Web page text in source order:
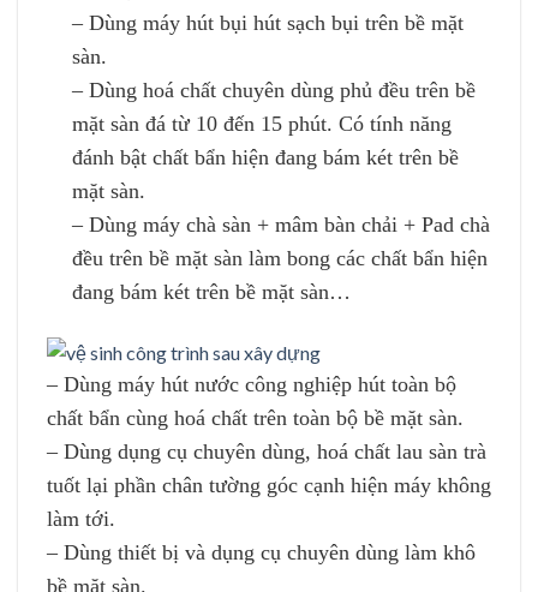
– Dùng máy hút bụi hút sạch bụi trên bề mặt
sàn.
– Dùng hoá chất chuyên dùng phủ đều trên bề
mặt sàn đá từ 10 đến 15 phút. Có tính năng
đánh bật chất bẩn hiện đang bám két trên bề
mặt sàn.
– Dùng máy chà sàn + mâm bàn chải + Pad chà
đều trên bề mặt sàn làm bong các chất bẩn hiện
đang bám két trên bề mặt sàn…
– Dùng máy hút nước công nghiệp hút toàn bộ
chất bẩn cùng hoá chất trên toàn bộ bề mặt sàn.
– Dùng dụng cụ chuyên dùng, hoá chất lau sàn trà
tuốt lại phần chân tường góc cạnh hiện máy không
làm tới.
– Dùng thiết bị và dụng cụ chuyên dùng làm khô
bề mặt sàn.